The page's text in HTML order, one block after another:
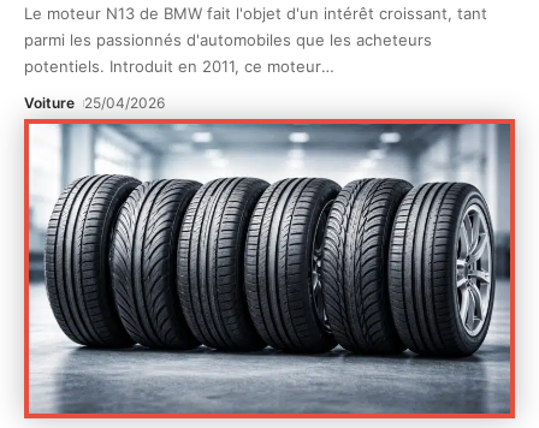
Le moteur N13 de BMW fait l'objet d'un intérêt croissant, tant
parmi les passionnés d'automobiles que les acheteurs
potentiels. Introduit en 2011, ce moteur…
Voiture 25/04/2026